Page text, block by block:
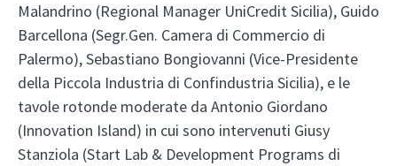
Malandrino (Regional Manager UniCredit Sicilia), Guido
Barcellona (Segr.Gen. Camera di Commercio di
Palermo), Sebastiano Bongiovanni (Vice-Presidente
della Piccola Industria di Confindustria Sicilia), e le
tavole rotonde moderate da Antonio Giordano
(Innovation Island) in cui sono intervenuti Giusy
Stanziola (Start Lab & Development Programs di